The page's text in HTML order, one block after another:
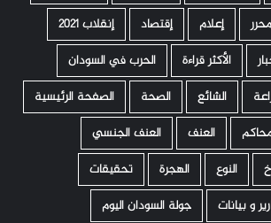
إعلام إقتصاد
إنقلاب 2021
الأكثر قراءة
الحرب في السودان
الشائع الصحة
الصفحة الرئيسية
العنف
العنف الجنسي
النوع الهجرة
تحقيقات
و بيانات
جولة السودان اليوم